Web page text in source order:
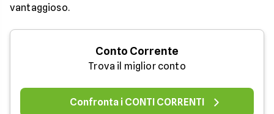
vantaggioso.
Conto Corrente
Trova il miglior conto
Confronta i CONTI CORRENTI